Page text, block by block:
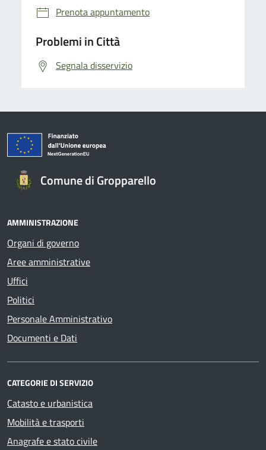
Prenota appuntamento
Problemi in Città
Segnala disservizio
Comune di Gropparello
AMMINISTRAZIONE
Organi di governo
Aree amministrative
Uffici
Politici
Personale Amministrativo
Documenti e Dati
CATEGORIE DI SERVIZIO
Catasto e urbanistica
Mobilità e trasporti
Anagrafe e stato civile